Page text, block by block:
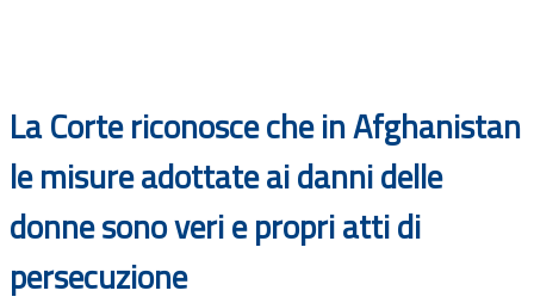
La Corte riconosce che in Afghanistan
le misure adottate ai danni delle
donne sono veri e propri atti di
persecuzione